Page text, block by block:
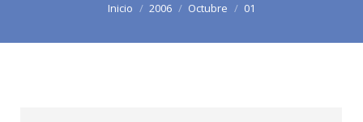
Inicio 2006 Octubre 01